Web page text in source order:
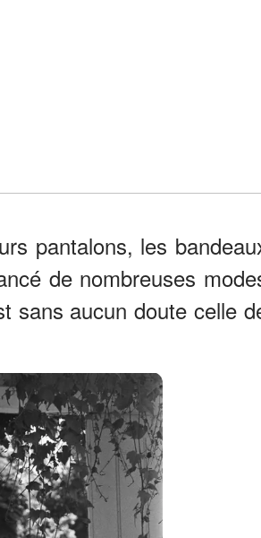
pantalons, les
de nombreuses
sans aucun doute celle